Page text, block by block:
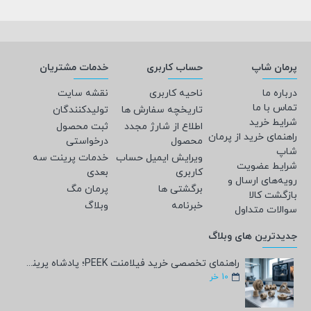
پرمان شاپ
درباره ما
تماس با ما
شرایط خرید
راهنمای خرید از پرمان
شاپ
شرایط عضویت
رویه‌های ارسال و
بازگشت کالا
سوالات متداول
حساب کاربری
ناحیه کاربری
تاریخچه سفارش ها
اطلاع از شارژ مجدد
محصول
ویرایش ایمیل حساب
کاربری
برگشتی ها
خبرنامه
خدمات مشتریان
نقشه سایت
تولیدکنندگان
ثبت محصول
درخواستی
خدمات پرینت سه
بعدی
پرمان مگ
وبلاگ
جدیدترین های وبلاگ
راهنمای تخصصی خرید فیلامنت PEEK؛ پادشاه پرینت سه‌بعدی صنعتی و پزشکی + مشخصات فنی
10 خر